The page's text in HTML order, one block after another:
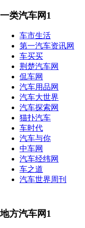
一类汽车网1
车市生活
第一汽车资讯网
车买买
荆楚汽车网
侃车网
汽车用品网
汽车大世界
汽车探索网
猫扑汽车
车时代
汽车与你
中车网
汽车经纬网
车之道
汽车世界周刊
地方汽车网1